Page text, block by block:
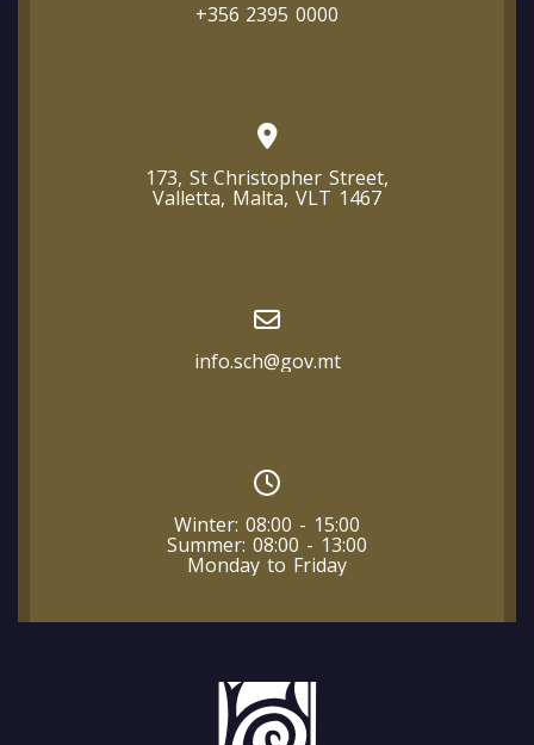
+356 2395 0000
173, St Christopher Street,
Valletta, Malta, VLT 1467
info.sch@gov.mt
Winter: 08:00 - 15:00
Summer: 08:00 - 13:00
Monday to Friday